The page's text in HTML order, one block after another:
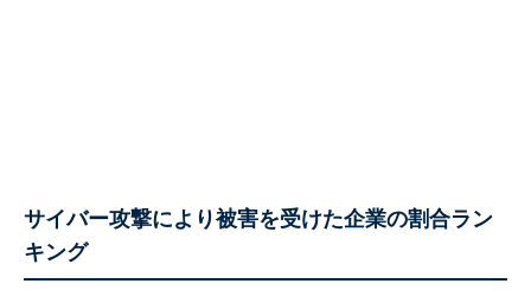
サイバー攻撃により被害を受けた企業の割合ラン
キング